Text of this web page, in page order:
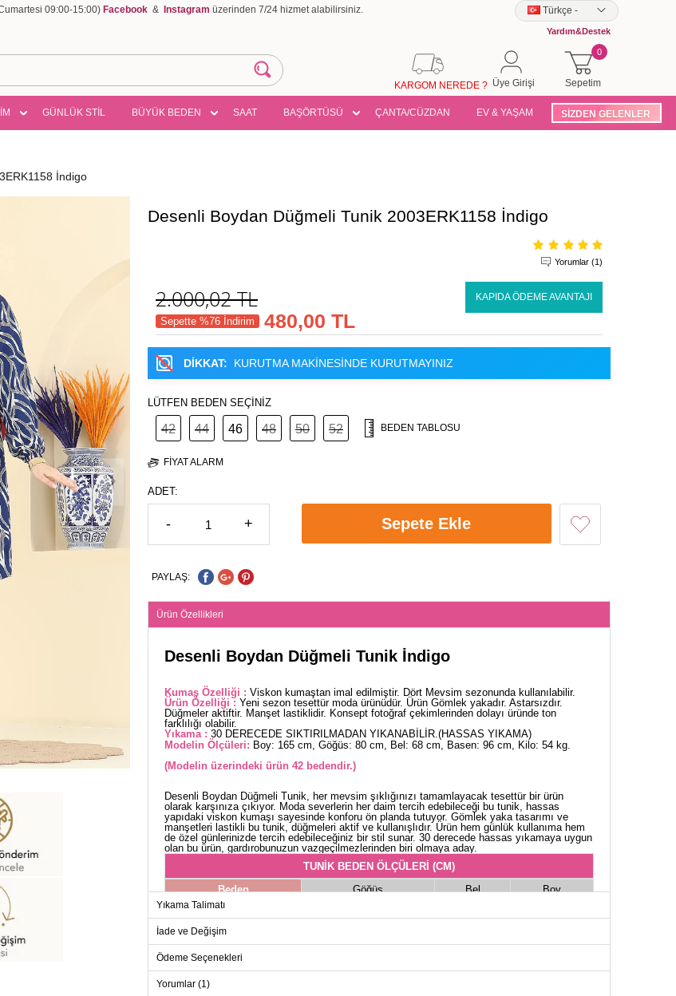
09:00-15:00) Facebook & Instagram üzerinden 7/24 hizmet alabilirsiniz. Türkçe -
Yardım&Destek
Sepetim
0
Üye Girişi
KARGOM NEREDE ?
GÜNLÜK STİL BÜYÜK BEDEN SAAT BAŞÖRTÜSÜ ÇANTA/CÜZDAN EV & YAŞAM SİZDEN GELENLER
İndigo
Desenli Boydan Düğmeli Tunik 2003ERK1158 İndigo
Yorumlar (1)
2.000,02TL KAPIDA ÖDEME AVANTAJI
Sepette %76 İndirim 480,00 TL
DİKKAT: KURUTMA MAKİNESİNDE KURUTMAYINIZ
LÜTFEN BEDEN SEÇİNİZ
42 44 46 48 50 52 BEDEN TABLOSU
FIYAT ALARM
ADET:
- + Sepete Ekle
PAYLAŞ:
Ürün Özellikleri
Desenli Boydan Düğmeli Tunik İndigo
Kumaş Özelliği : Viskon kumaştan imal edilmiştir. Dört Mevsim sezonunda kullanılabilir.
Ürün Özelliği : Yeni sezon tesettür moda ürünüdür. Ürün Gömlek yakadır. Astarsızdır.
Düğmeler aktiftir. Manşet lastiklidir. Konsept fotoğraf çekimlerinden dolayı üründe ton
farklılığı olabilir.
Yıkama : 30 DERECEDE SIKTIRILMADAN YIKANABİLİR.(HASSAS YIKAMA)
Modelin Ölçüleri: Boy: 165 cm, Göğüs: 80 cm, Bel: 68 cm, Basen: 96 cm, Kilo: 54 kg.
(Modelin üzerindeki ürün 42 bedendir.)
Desenli Boydan Düğmeli Tunik, her mevsim şıklığınızı tamamlayacak tesettür bir ürün
olarak karşınıza çıkıyor. Moda severlerin her daim tercih edebileceği bu tunik, hassas
yapıdaki viskon kumaşı sayesinde konforu ön planda tutuyor. Gömlek yaka tasarımı ve
manşetleri lastikli bu tunik, düğmeleri aktif ve kullanışlıdır. Ürün hem günlük kullanıma hem
de özel günlerinizde tercih edebileceğiniz bir stil sunar. 30 derecede hassas yıkamaya uygun
olan bu ürün, gardırobunuzun vazgeçilmezlerinden biri olmaya aday.
TUNİK BEDEN ÖLÇÜLERİ (CM)
Beden
Göğüs Bel
Boy
46
48
120 112
102
Yıkama Talimatı
İade ve Değişim
Ödeme Seçenekleri
Yorumlar (1)